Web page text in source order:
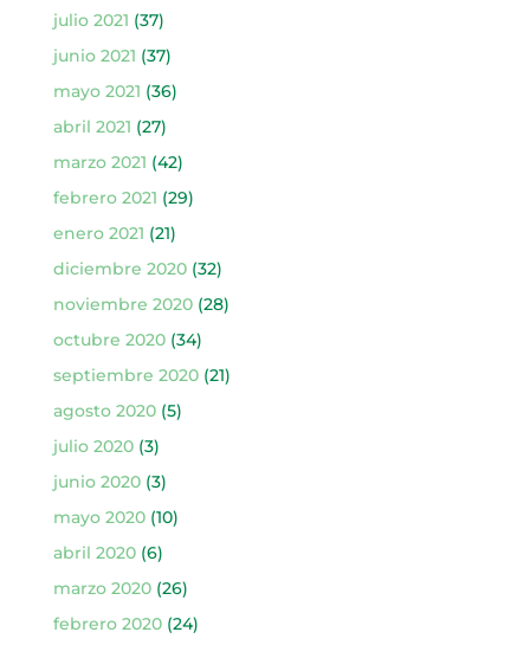
julio 2021 (37)
junio 2021 (37)
mayo 2021 (36)
abril 2021 (27)
marzo 2021 (42)
febrero 2021 (29)
enero 2021 (21)
diciembre 2020(32)
noviembre 2020(28)
octubre 2020(34)
septiembre 2020(21)
agosto 2020(5)
julio 2020(3)
junio 2020(3)
mayo 2020(10)
abril 2020(6)
marzo 2020(26)
febrero 2020(24)